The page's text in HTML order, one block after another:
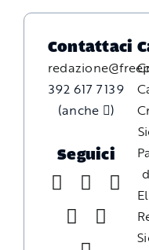
Contattaci
392 617 7139
(anche
)
Seguici